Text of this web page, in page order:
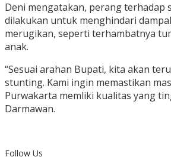
Deni mengatakan, perang
dilakukan untuk menghindari
merugikan, seperti terhambatnya
anak.
“Sesuai arahan Bupati, kita akan
stunting. Kami ingin memastikan
Purwakarta memliki kualitas yang
Darmawan.
Follow Us